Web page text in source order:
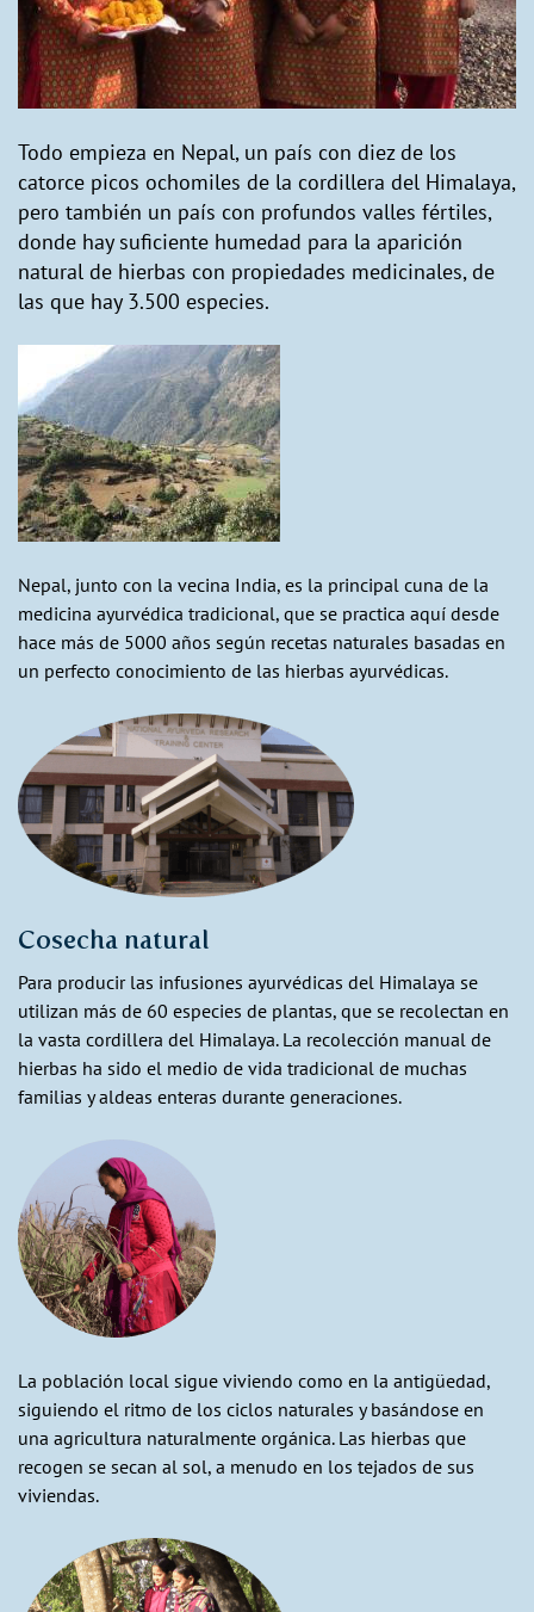
Todo empieza en Nepal, un país con diez de los
catorce picos ochomiles de la cordillera del Himalaya,
pero también un país con profundos valles fértiles,
donde hay suficiente humedad para la aparición
natural de hierbas con propiedades medicinales, de
las que hay 3.500 especies.
Nepal, junto con la vecina India, es la principal cuna de la
medicina ayurvédica tradicional, que se practica aquí desde
hace más de 5000 años según recetas naturales basadas en
un perfecto conocimiento de las hierbas ayurvédicas.
Cosecha natural
Para producir las infusiones ayurvédicas del Himalaya se
utilizan más de 60 especies de plantas, que se recolectan en
la vasta cordillera del Himalaya. La recolección manual de
hierbas ha sido el medio de vida tradicional de muchas
familias y aldeas enteras durante generaciones.
La población local sigue viviendo como en la antigüedad,
siguiendo el ritmo de los ciclos naturales y basándose en
una agricultura naturalmente orgánica. Las hierbas que
recogen se secan al sol, a menudo en los tejados de sus
viviendas.